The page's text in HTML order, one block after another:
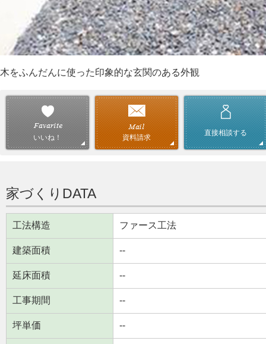
木をふんだんに使った印象的な玄関のある外観
いいね！ 資料請求
直接相談する
家づくりDATA
工法構造 ファース工法
建築面積 --
延床面積 --
工事期間 --
坪単価 --